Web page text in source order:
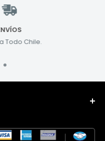
Chile.
para las industrias de